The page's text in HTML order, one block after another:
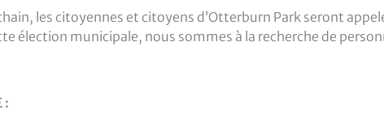
les citoyennes et citoyens d’Otterburn Park seront
élection municipale, nous sommes à la recherche de
: